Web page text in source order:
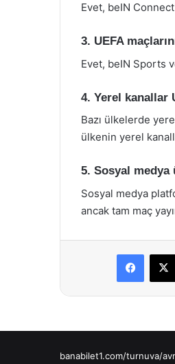
Evet, beIN
3. UEFA
Evet, beIN Sports
4. Yerel kanallar
Bazı ülkelerde
ülkenin yerel
5. Sosyal
Sosyal medya
ancak tam maç
banabilet1.com/turnuva/